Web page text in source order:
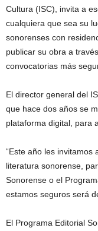
Cultura (ISC), invita a
cualquiera que sea su
sonorenses con
publicar su obra a
convocatorias más
El director general del
que hace dos años se
plataforma digital, para
“Este año les invitamos
literatura sonorense,
Sonorense o el
estamos seguros será
El Programa Editorial